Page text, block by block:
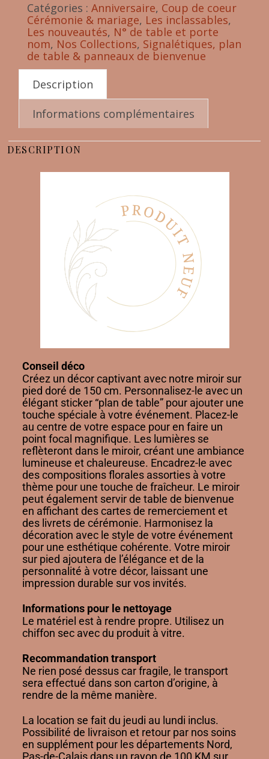
Catégories : Anniversaire, Coup de coeur
Cérémonie & mariage, Les inclassables,
Les nouveautés, N° de table et porte
nom, Nos Collections, Signalétiques, plan
de table & panneaux de bienvenue
Description
Informations complémentaires
DESCRIPTION
Conseil déco
Créez un décor captivant avec notre miroir sur
pied doré de 150 cm. Personnalisez-le avec un
élégant sticker “plan de table” pour ajouter une
touche spéciale à votre événement. Placez-le
au centre de votre espace pour en faire un
point focal magnifique. Les lumières se
reflèteront dans le miroir, créant une ambiance
lumineuse et chaleureuse. Encadrez-le avec
des compositions florales assorties à votre
thème pour une touche de fraîcheur. Le miroir
peut également servir de table de bienvenue
en affichant des cartes de remerciement et
des livrets de cérémonie. Harmonisez la
décoration avec le style de votre événement
pour une esthétique cohérente. Votre miroir
sur pied ajoutera de l’élégance et de la
personnalité à votre décor, laissant une
impression durable sur vos invités.
Informations pour le nettoyage
Le matériel est à rendre propre. Utilisez un
chiffon sec avec du produit à vitre.
Recommandation transport
Ne rien posé dessus car fragile, le transport
sera effectué dans son carton d’origine, à
rendre de la même manière.
La location se fait du jeudi au lundi inclus.
Possibilité de livraison et retour par nos soins
en supplément pour les départements Nord,
Pas-de-Calais dans un rayon de 100 KM sur